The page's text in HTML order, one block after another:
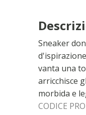
Sneaker
vanta una
arricchisce
morbida e
CODICE